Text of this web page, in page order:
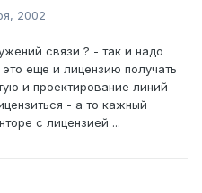
2002
связи ? - так и надо
еще и лицензию получать
и проектирование линий
- а то кажный
с лицензией ...